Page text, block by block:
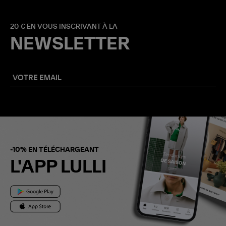
20 € EN VOUS INSCRIVANT À LA
NEWSLETTER
-10% EN TÉLÉCHARGEANT
L'APP LULLI